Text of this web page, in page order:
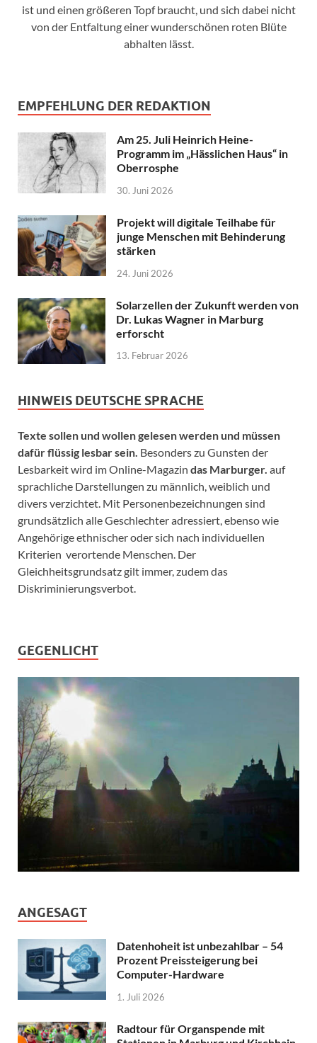
ist und einen größeren Topf braucht, und sich dabei nicht
von der Entfaltung einer wunderschönen roten Blüte
abhalten lässt.
EMPFEHLUNG DER REDAKTION
Am 25. Juli Heinrich Heine-
Programm im „Hässlichen Haus“ in
Oberrosphe
30. Juni 2026
Projekt will digitale Teilhabe für
junge Menschen mit Behinderung
stärken
24. Juni 2026
Solarzellen der Zukunft werden von
Dr. Lukas Wagner in Marburg
erforscht
13. Februar 2026
HINWEIS DEUTSCHE SPRACHE
Texte sollen und wollen gelesen werden und müssen
dafür flüssig lesbar sein. Besonders zu Gunsten der
Lesbarkeit wird im Online-Magazin das Marburger. auf
sprachliche Darstellungen zu männlich, weiblich und
divers verzichtet. Mit Personenbezeichnungen sind
grundsätzlich alle Geschlechter adressiert, ebenso wie
Angehörige ethnischer oder sich nach individuellen
Kriterien verortende Menschen. Der
Gleichheitsgrundsatz gilt immer, zudem das
Diskriminierungsverbot.
GEGENLICHT
ANGESAGT
Datenhoheit ist unbezahlbar – 54
Prozent Preissteigerung bei
Computer-Hardware
1. Juli 2026
Radtour für Organspende mit